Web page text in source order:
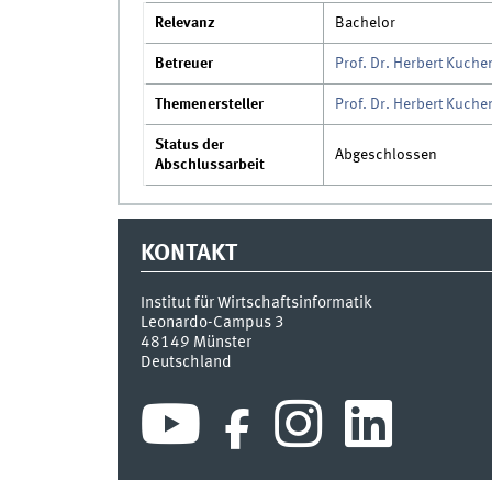
Relevanz Bachelor
Betreuer Prof. Dr. Herbert
Themenersteller Prof. Dr. Herbert
Status der
Abschlussarbeit
Abgeschlossen
KONTAKT
Institut für Wirtschaftsinformatik
Leonardo-Campus 3
48149 Münster
Deutschland